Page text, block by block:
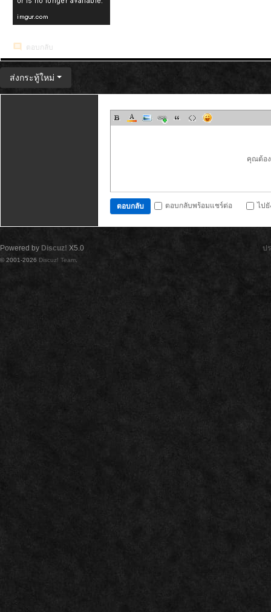
ตอบกลับ
ส่งกระทู้ใหม่
คุณต้อง
ตอบกลับ ตอบกลับพร้อมแชร์ต่อ ไป
ป
Powered by Discuz! X5.0
© 2001-2026 Discuz! Team